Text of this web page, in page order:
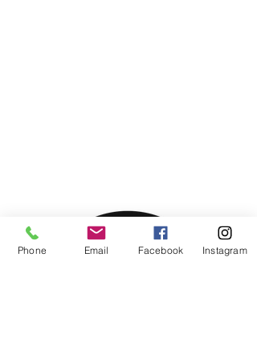
Phone Email Facebook Instagram